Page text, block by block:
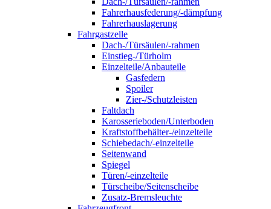
Fahrerhausfederung/-dämpfung
Fahrerhauslagerung
Fahrgastzelle
Dach-/Türsäulen/-rahmen
Einstieg-/Türholm
Einzelteile/Anbauteile
Gasfedern
Spoiler
Zier-/Schutzleisten
Faltdach
Karosserieboden/Unterboden
Kraftstoffbehälter-/einzelteile
Schiebedach/-einzelteile
Seitenwand
Spiegel
Türen/-einzelteile
Türscheibe/Seitenscheibe
Zusatz-Bremsleuchte